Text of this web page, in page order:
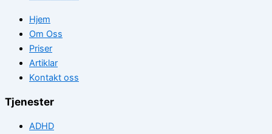
Hjem
Om Oss
Priser
Artiklar
Kontakt oss
Tjenester
ADHD